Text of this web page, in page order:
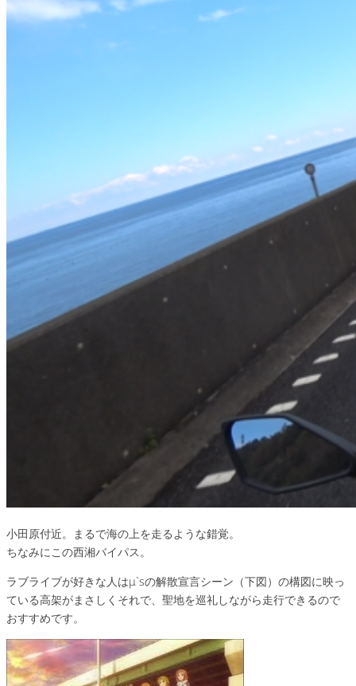
小田原付近。まるで海の上を走るような錯覚。
ちなみにこの西湘バイパス。
ラブライブが好きな人はμ`sの解散宣言シーン（下図）の構図に映っ
ている高架がまさしくそれで、聖地を巡礼しながら走行できるので
おすすめです。